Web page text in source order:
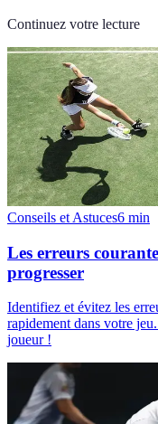
Continuez votre lecture
Conseils et Astuces6 min
Les erreurs
progresser
Identifiez et évitez les
rapidement dans votre
joueur !